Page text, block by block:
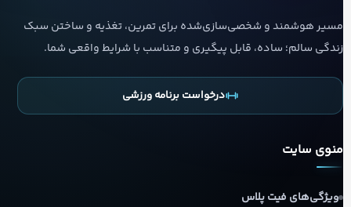
مسیر هوشمند و شخصی‌سازی‌شده برای تمرین، تغذیه و ساختن سبک
زندگی سالم؛ ساده، قابل پیگیری و متناسب با شرایط واقعی شما.
درخواست برنامه ورزشی
منوی سایت
ویژگی‌های فیت پلاس